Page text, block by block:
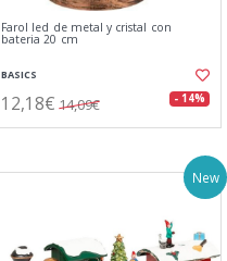
Farol led de metal y cristal con
bateria 20 cm
BASICS
12,18€ 14,09€ - 14%
New